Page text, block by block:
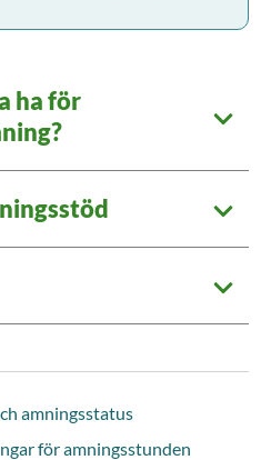
ha för
amningsstatus
för amningsstunden